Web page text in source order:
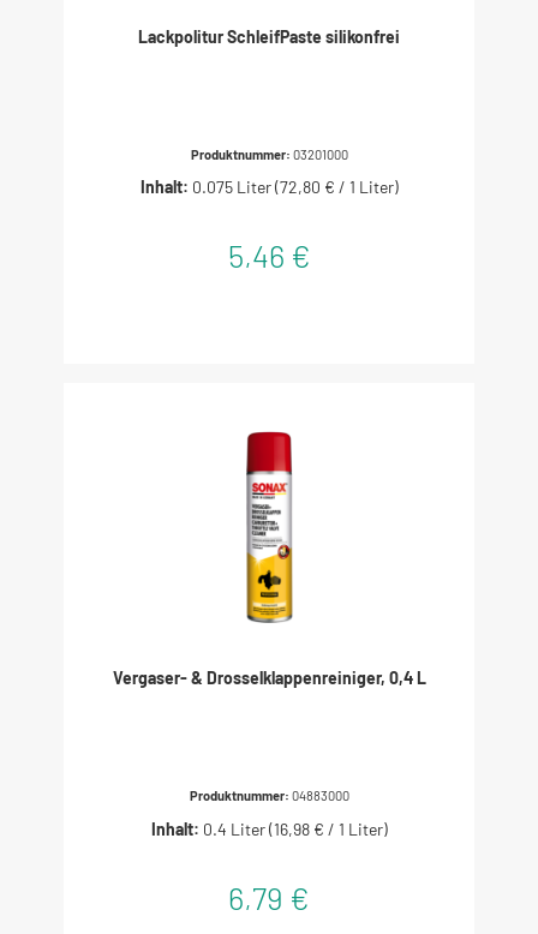
Lackpolitur SchleifPaste silikonfrei
Produktnummer: 03201000
Inhalt: 0.075 Liter(72,80 € / 1 Liter)
5,46 €
Vergaser- & Drosselklappenreiniger, 0,4 L
Produktnummer: 04883000
Inhalt: 0.4 Liter(16,98 € / 1 Liter)
6,79 €